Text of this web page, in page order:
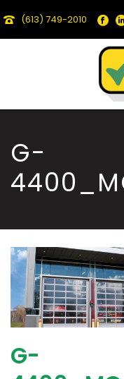
(613) 749-2010
G-
G-